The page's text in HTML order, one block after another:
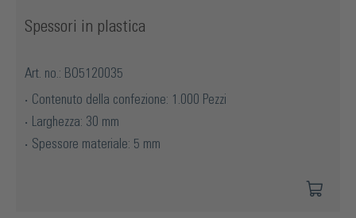
Spessori in plastica
Art. no.: BO5120035
Contenuto della confezione: 1.000 Pezzi
Larghezza: 30 mm
Spessore materiale: 5 mm